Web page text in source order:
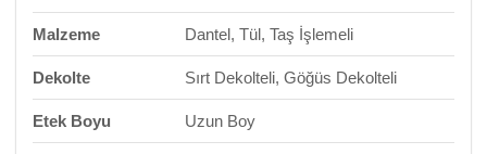
Malzeme Dantel, Tül, Taş İşlemeli
Dekolte Sırt Dekolteli, Göğüs Dekolteli
Etek Boyu Uzun Boy